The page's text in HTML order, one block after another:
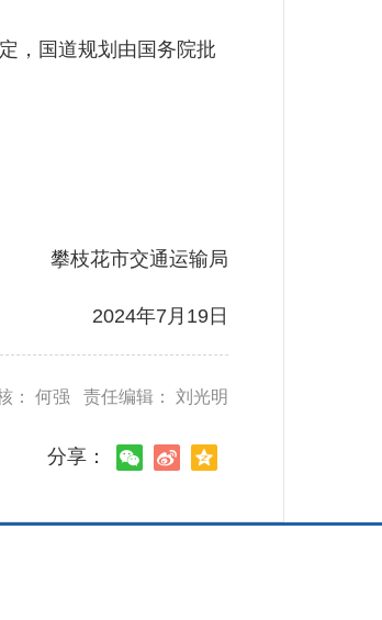
，国道规划由国务院批
攀枝花市交通运输局
2024年7月19日
： 何强 责任编辑： 刘光明
分享：